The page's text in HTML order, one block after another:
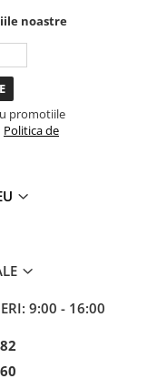
noastre
promotiile
Politica de
9:00 - 16:00